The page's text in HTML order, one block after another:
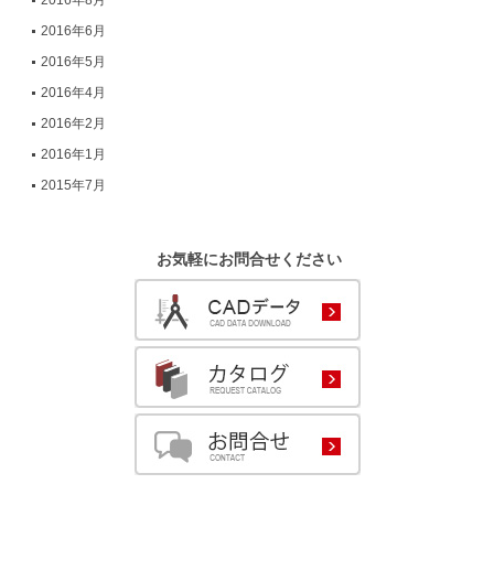
2016年6月
2016年5月
2016年4月
2016年2月
2016年1月
2015年7月
お気軽にお問合せください